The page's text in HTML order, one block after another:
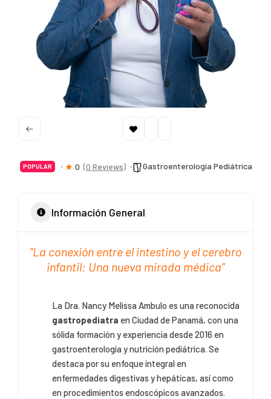
POPULAR 0 (0 Reviews) Gastroenterología Pediátrica
Información General
"La conexión entre el intestino y el cerebro
infantil: Una nueva mirada médica"
La Dra. Nancy Melissa Ambulo es una reconocida
gastropediatra en Ciudad de Panamá, con una
sólida formación y experiencia desde 2016 en
gastroenterología y nutrición pediátrica. Se
destaca por su enfoque integral en
enfermedades digestivas y hepáticas, así como
en procedimientos endoscópicos avanzados.